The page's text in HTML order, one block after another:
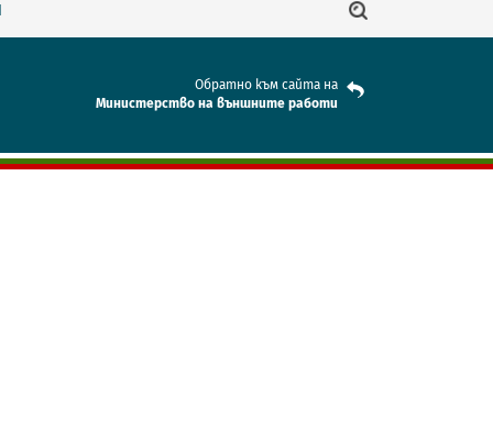
Обратно към сайта на
Mинистерство на външните работи